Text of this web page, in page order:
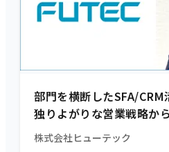
部門を横断したSFA/
独りよがりな営業戦略か
株式会社ヒューテック